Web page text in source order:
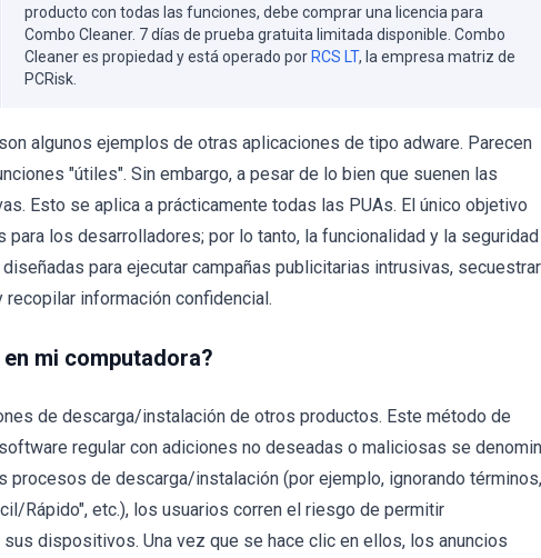
producto con todas las funciones, debe comprar una licencia para
Combo Cleaner. 7 días de prueba gratuita limitada disponible. Combo
Cleaner es propiedad y está operado por RCS LT, la empresa matriz de
PCRisk.
son algunos ejemplos de otras aplicaciones de tipo adware. Parecen
"útiles". Sin embargo, a pesar de lo bien que suenen las
Esto se aplica a prácticamente todas las PUAs. El único objetivo
los desarrolladores; por lo tanto, la funcionalidad y la seguridad
para ejecutar campañas publicitarias intrusivas, secuestrar
información confidencial.
mi computadora?
de descarga/instalación de otros productos. Este método de
regular con adiciones no deseadas o maliciosas se
procesos de descarga/instalación (por ejemplo, ignorando términos,
Rápido", etc.), los usuarios corren el riesgo de permitir
dispositivos. Una vez que se hace clic en ellos, los anuncios